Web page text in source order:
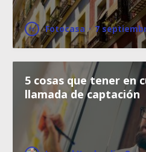
Fotocasa · 7
5 cosas que tener en
llamada de captación